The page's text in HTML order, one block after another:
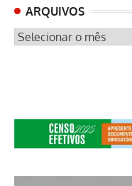
ARQUIVOS
ARQUIVOS